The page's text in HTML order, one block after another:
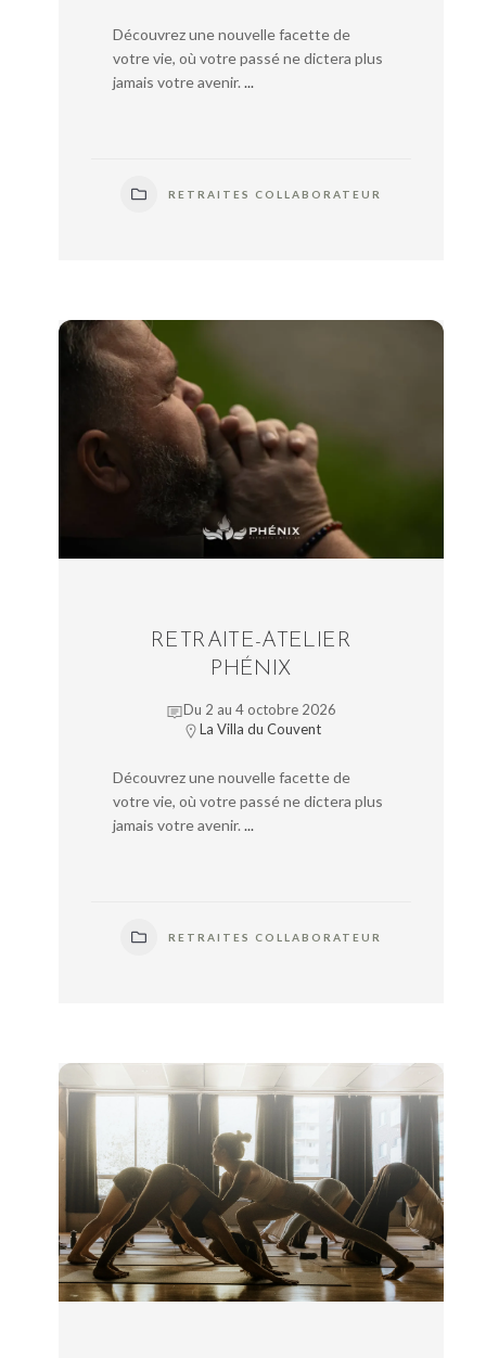
Découvrez une nouvelle facette de
votre vie, où votre passé ne dictera plus
jamais votre avenir. ...
RETRAITES COLLABORATEUR
RETRAITE-ATELIER
PHÉNIX
Du 2 au 4 octobre 2026
La Villa du Couvent
Découvrez une nouvelle facette de
votre vie, où votre passé ne dictera plus
jamais votre avenir. ...
RETRAITES COLLABORATEUR